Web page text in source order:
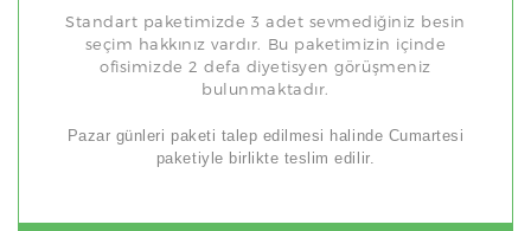
Standart paketimizde 3 adet sevmediğiniz besin
seçim hakkınız vardır. Bu paketimizin içinde
ofisimizde 2 defa diyetisyen görüşmeniz
bulunmaktadır.
Pazar günleri paketi talep edilmesi halinde Cumartesi
paketiyle birlikte teslim edilir.